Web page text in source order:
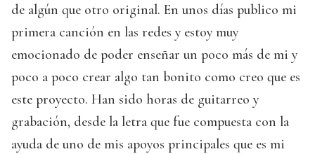
de algún que otro original. En unos días publico mi
primera canción en las redes y estoy muy
emocionado de poder enseñar un poco más de mi y
poco a poco crear algo tan bonito como creo que es
este proyecto. Han sido horas de guitarreo y
grabación, desde la letra que fue compuesta con la
ayuda de uno de mis apoyos principales que es mi